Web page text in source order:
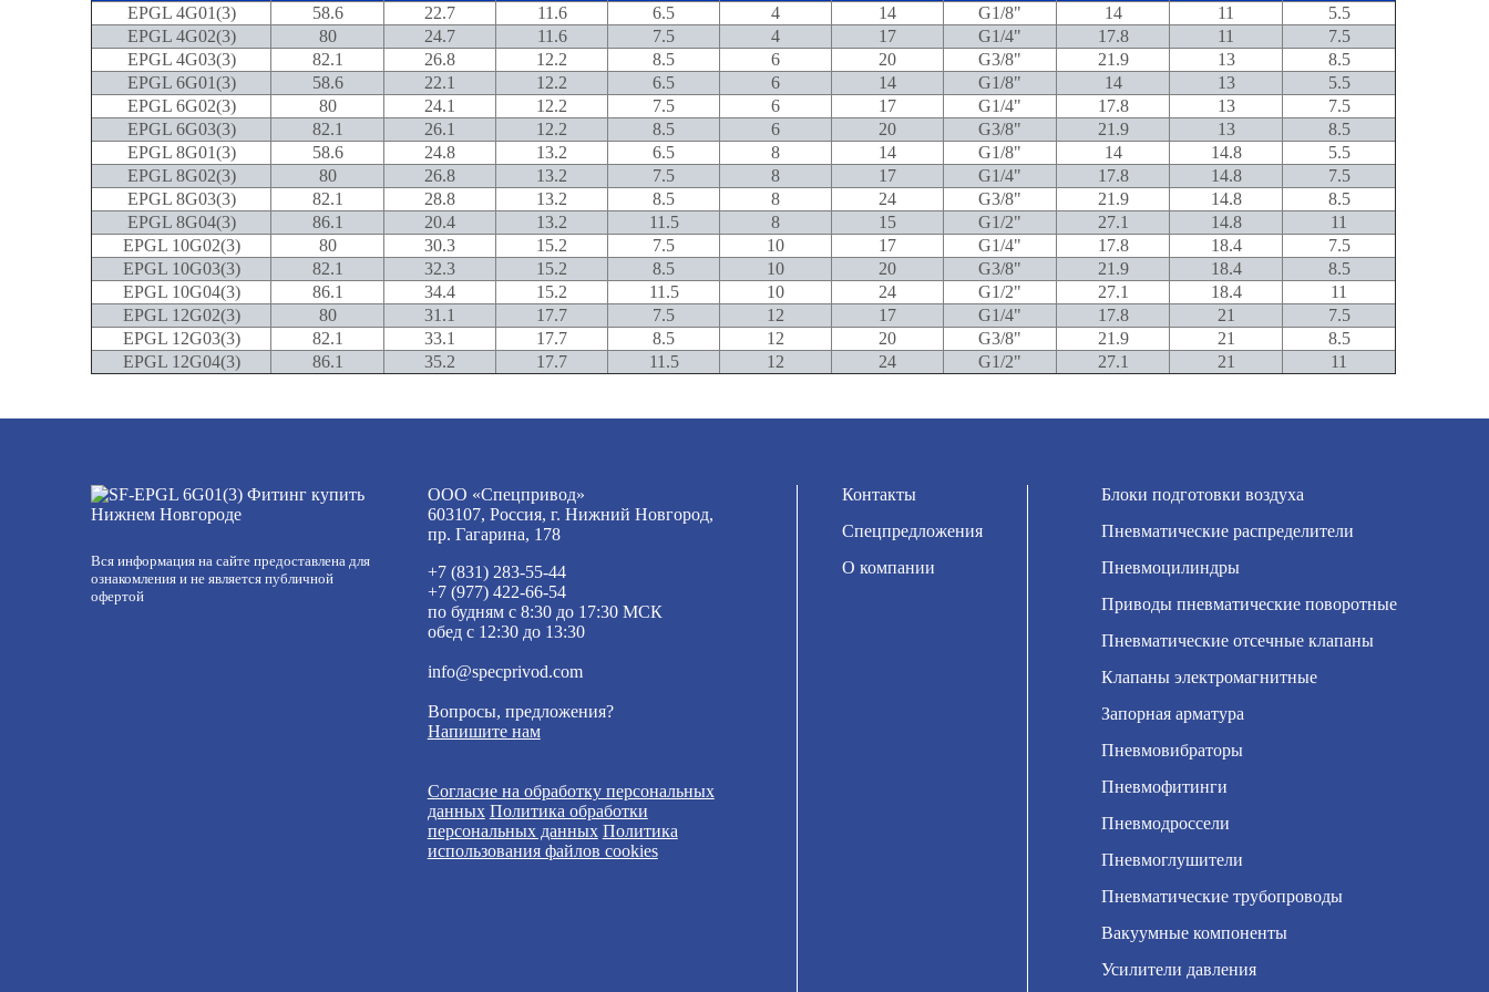
EPGL 4G01(3)
58.6 22.7 11.6 6.5 4 14 G1/8" 14 11
5.5
EPGL 4G02(3)
80 24.7 11.6 7.5 4 17 G1/4" 17.8 11
7.5
EPGL 4G03(3)
82.1 26.8 12.2 8.5 6 20 G3/8" 21.9 13
8.5
EPGL 6G01(3)
58.6 22.1 12.2 6.5 6 14 G1/8" 14 13
5.5
EPGL 6G02(3)
80 24.1 12.2 7.5 6 17 G1/4" 17.8 13
7.5
EPGL 6G03(3)
82.1 26.1 12.2 8.5 6 20 G3/8" 21.9 13
8.5
EPGL 8G01(3)
58.6 24.8 13.2 6.5 8 14 G1/8" 14 14.8
5.5
EPGL 8G02(3)
80 26.8 13.2 7.5 8 17 G1/4" 17.8 14.8
7.5
EPGL 8G03(3)
82.1 28.8 13.2 8.5 8 24 G3/8" 21.9 14.8
8.5
EPGL 8G04(3)
86.1 20.4 13.2 11.5 8 15 G1/2" 27.1 14.8
11
EPGL 10G02(3)
80 30.3 15.2 7.5 10 17 G1/4" 17.8 18.4
7.5
EPGL 10G03(3)
82.1 32.3 15.2 8.5 10 20 G3/8" 21.9 18.4
8.5
EPGL 10G04(3)
86.1 34.4 15.2 11.5 10 24 G1/2" 27.1 18.4
11
EPGL 12G02(3)
80 31.1 17.7 7.5 12 17 G1/4" 17.8 21
7.5
EPGL 12G03(3)
82.1 33.1 17.7 8.5 12 20 G3/8" 21.9 21
8.5
EPGL 12G04(3)
86.1 35.2 17.7 11.5 12 24 G1/2" 27.1 21 11
Вся информация на сайте предоставлена для
ознакомления и не является публичной
офертой
ООО «Спецпривод»
603107, Россия, г. Нижний Новгород,
пр. Гагарина, 178
+7 (831) 283-55-44
+7 (977) 422-66-54
по будням с 8:30 до 17:30 МСК
обед с 12:30 до 13:30
info@specprivod.com
Вопросы, предложения?
Напишите нам
Согласие на обработку персональных
данных Политика обработки
персональных данных Политика
использования файлов cookies
Контакты
Спецпредложения
О компании
Блоки подготовки воздуха
Пневматические распределители
Пневмоцилиндры
Приводы пневматические поворотные
Пневматические отсечные клапаны
Клапаны электромагнитные
Запорная арматура
Пневмовибраторы
Пневмофитинги
Пневмодроссели
Пневмоглушители
Пневматические трубопроводы
Вакуумные компоненты
Усилители давления